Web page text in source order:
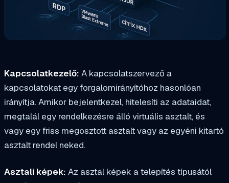
Kapcsolatkezelő: A kapcsolatszervező a
kapcsolatokat egy forgalomirányítóhoz hasonlóan
irányítja. Amikor bejelentkezel, hitelesíti az adataidat,
megtalál egy rendelkezésre álló virtuális asztalt, és
vagy egy friss megosztott asztalt vagy az egyéni kitartó
asztalt rendel neked.
Asztali képek: Az asztal képek a telepítés típusától